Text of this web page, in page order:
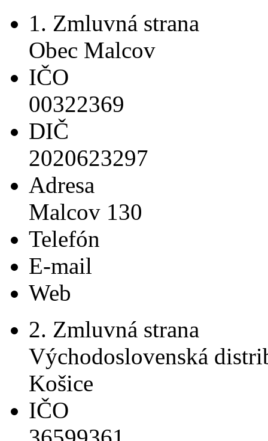
1. Zmluvná strana
Obec Malcov
IČO
00322369
DIČ
2020623297
Adresa
Malcov 130
Telefón
E-mail
Web
2. Zmluvná strana
Východoslovenská
Košice
IČO